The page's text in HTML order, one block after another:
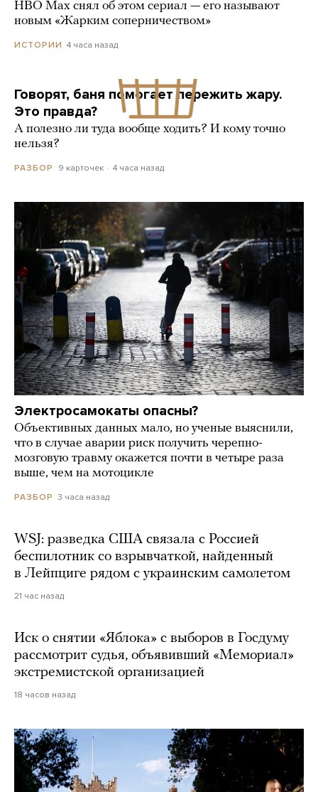
HBO Max снял об этом сериал — его называют
новым «Жарким соперничеством»
ИСТОРИИ 4 часа назад
Говорят, баня помогает пережить жару.
Это правда?
А полезно ли туда вообще ходить? И кому точно
нельзя?
РАЗБОР 9 карточек 4 часа назад
Электросамокаты опасны?
Объективных данных мало, но ученые выяснили,
что в случае аварии риск получить черепно-
мозговую травму окажется почти в четыре раза
выше, чем на мотоцикле
РАЗБОР 3 часа назад
WSJ: разведка США связала с Россией
беспилотник со взрывчаткой, найденный
в Лейпциге рядом с украинским самолетом
21 час назад
Иск о снятии «Яблока» с выборов в Госдуму
рассмотрит судья, объявивший «Мемориал»
экстремистской организацией
18 часов назад